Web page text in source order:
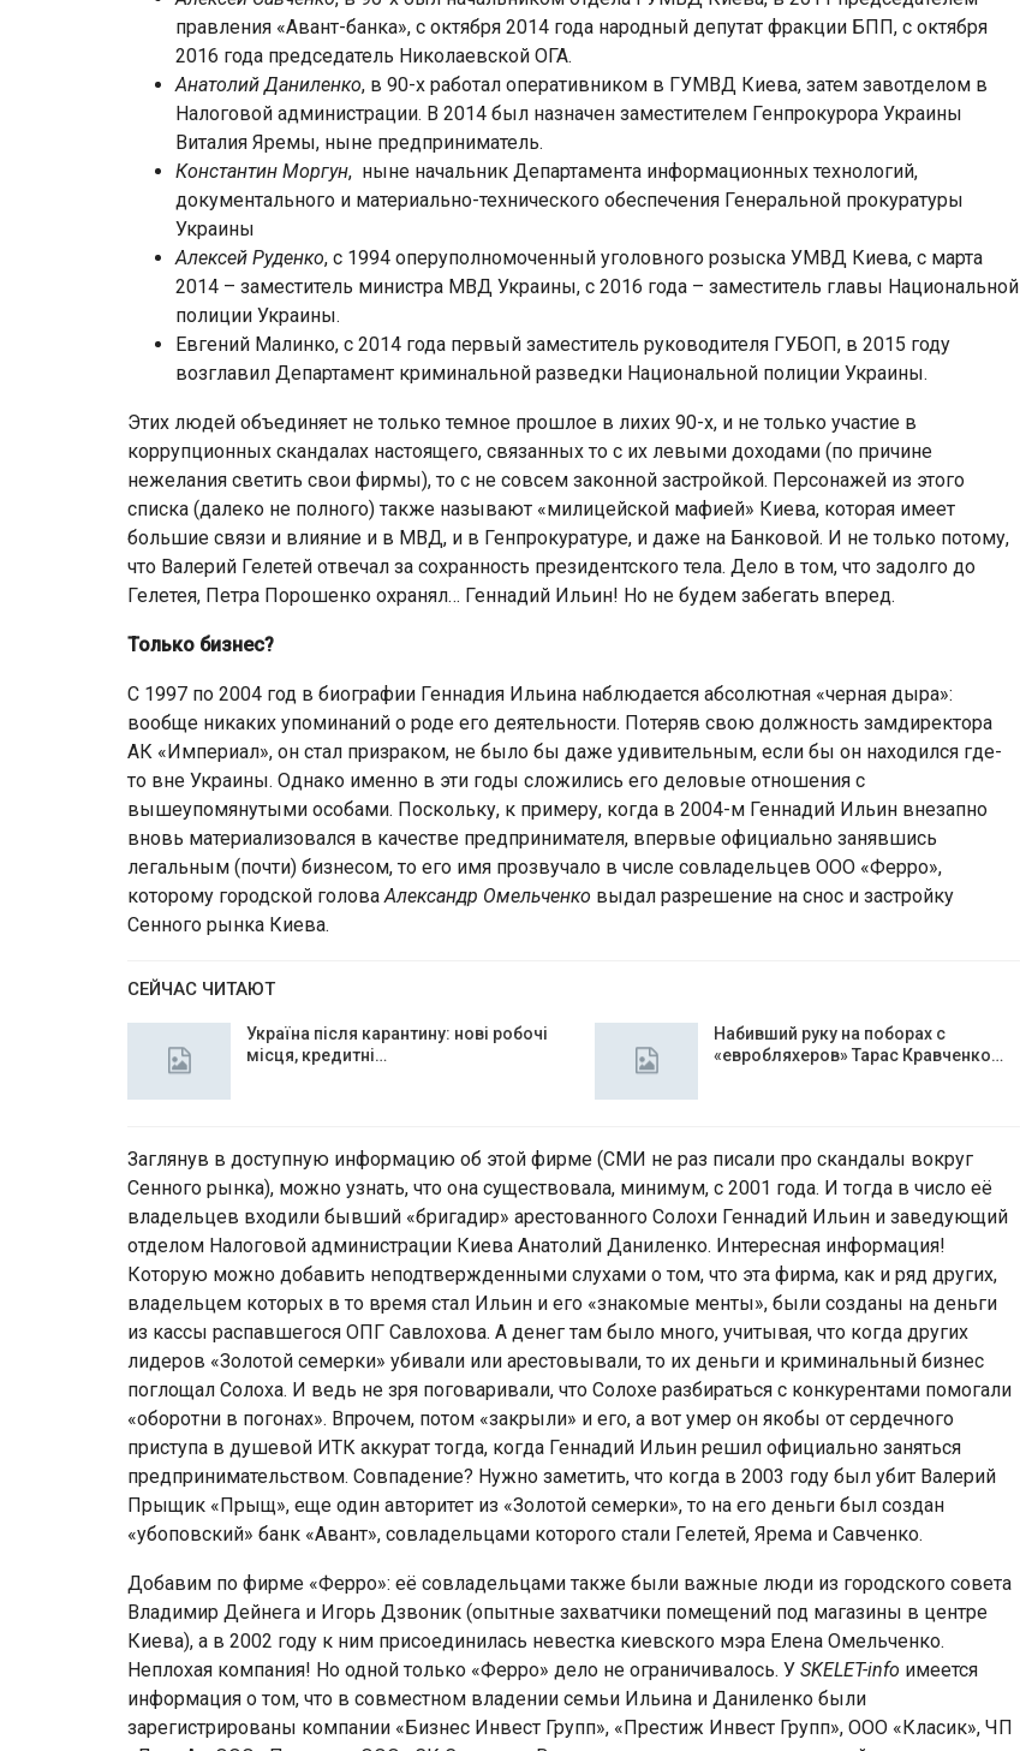
правления «Авант-банка», с октября 2014 года народный депутат фракции БПП, с октября
2016 года председатель Николаевской ОГА.
Анатолий Даниленко, в 90-х работал оперативником в ГУМВД Киева, затем завотделом в
Налоговой администрации. В 2014 был назначен заместителем Генпрокурора Украины
Виталия Яремы, ныне предприниматель.
Константин Моргун, ныне начальник Департамента информационных технологий,
документального и материально-технического обеспечения Генеральной прокуратуры
Украины
Алексей Руденко, с 1994 оперуполномоченный уголовного розыска УМВД Киева, с марта
2014 – заместитель министра МВД Украины, с 2016 года – заместитель главы Национальной
полиции Украины.
Евгений Малинко, с 2014 года первый заместитель руководителя ГУБОП, в 2015 году
возглавил Департамент криминальной разведки Национальной полиции Украины.
Этих людей объединяет не только темное прошлое в лихих 90-х, и не только участие в
коррупционных скандалах настоящего, связанных то с их левыми доходами (по причине
нежелания светить свои фирмы), то с не совсем законной застройкой. Персонажей из этого
списка (далеко не полного) также называют «милицейской мафией» Киева, которая имеет
большие связи и влияние и в МВД, и в Генпрокуратуре, и даже на Банковой. И не только потому,
что Валерий Гелетей отвечал за сохранность президентского тела. Дело в том, что задолго до
Гелетея, Петра Порошенко охранял… Геннадий Ильин! Но не будем забегать вперед.
Только бизнес?
С 1997 по 2004 год в биографии Геннадия Ильина наблюдается абсолютная «черная дыра»:
вообще никаких упоминаний о роде его деятельности. Потеряв свою должность замдиректора
АК «Империал», он стал призраком, не было бы даже удивительным, если бы он находился где-
то вне Украины. Однако именно в эти годы сложились его деловые отношения с
вышеупомянутыми особами. Поскольку, к примеру, когда в 2004-м Геннадий Ильин внезапно
вновь материализовался в качестве предпринимателя, впервые официально занявшись
легальным (почти) бизнесом, то его имя прозвучало в числе совладельцев ООО «Ферро»,
которому городской головаАлександр Омельченко выдал разрешение на снос и застройку
Сенного рынка Киева.
СЕЙЧАС ЧИТАЮТ
Україна після карантину: нові робочі
місця, кредитні…
Набивший руку на поборах с
«евробляхеров» Тарас Кравченко…
Заглянув в доступную информацию об этой фирме (СМИ не раз писали про скандалы вокруг
Сенного рынка), можно узнать, что она существовала, минимум, с 2001 года. И тогда в число её
владельцев входили бывший «бригадир» арестованного Солохи Геннадий Ильин и заведующий
отделом Налоговой администрации Киева Анатолий Даниленко. Интересная информация!
Которую можно добавить неподтвержденными слухами о том, что эта фирма, как и ряд других,
владельцем которых в то время стал Ильин и его «знакомые менты», были созданы на деньги
из кассы распавшегося ОПГ Савлохова. А денег там было много, учитывая, что когда других
лидеров «Золотой семерки» убивали или арестовывали, то их деньги и криминальный бизнес
поглощал Солоха. И ведь не зря поговаривали, что Солохе разбираться с конкурентами помогали
«оборотни в погонах». Впрочем, потом «закрыли» и его, а вот умер он якобы от сердечного
приступа в душевой ИТК аккурат тогда, когда Геннадий Ильин решил официально заняться
предпринимательством. Совпадение? Нужно заметить, что когда в 2003 году был убит Валерий
Прыщик «Прыщ», еще один авторитет из «Золотой семерки», то на его деньги был создан
«убоповский» банк «Авант», совладельцами которого стали Гелетей, Ярема и Савченко.
Добавим по фирме «Ферро»: её совладельцами также были важные люди из городского совета
Владимир Дейнега и Игорь Дзвоник (опытные захватчики помещений под магазины в центре
Киева), а в 2002 году к ним присоединилась невестка киевского мэра Елена Омельченко.
Неплохая компания! Но одной только «Ферро» дело не ограничивалось. У SKELET-info имеется
информация о том, что в совместном владении семьи Ильина и Даниленко были
зарегистрированы компании «Бизнес Инвест Групп», «Престиж Инвест Групп», ООО «Класик», ЧП